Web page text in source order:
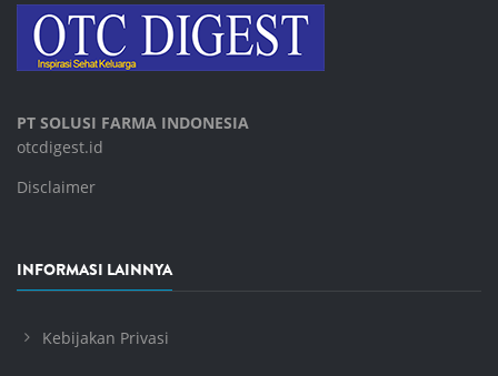
PT SOLUSI FARMA INDONESIA
otcdigest.id
Disclaimer
INFORMASI LAINNYA
Kebijakan Privasi